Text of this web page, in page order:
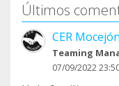
Últimos
CER Mocejón
Teaming
07/09/2022